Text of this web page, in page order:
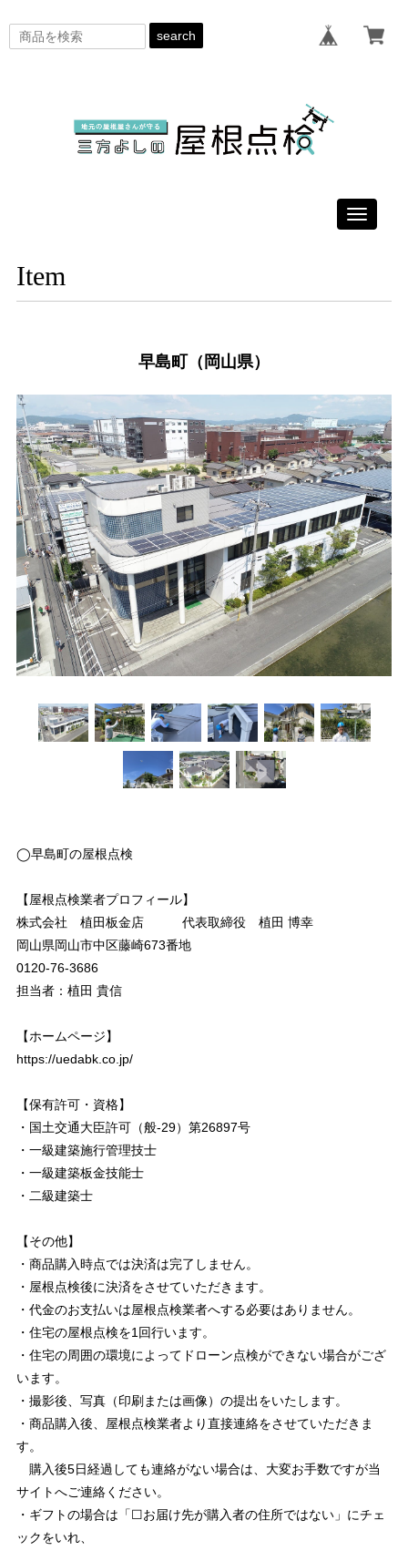
search
Toggle
Item
早島町（岡山県）
◯早島町の屋根点検
【屋根点検業者プロフィール】
株式会社 植田板金店 代表取締役 植田 博幸
岡山県岡山市中区藤崎673番地
0120-76-3686
担当者：植田 貴信
【ホームページ】
https://uedabk.co.jp/
【保有許可・資格】
・国土交通大臣許可（般-29）第26897号
・一級建築施行管理技士
・一級建築板金技能士
・二級建築士
【その他】
・商品購入時点では決済は完了しません。
・屋根点検後に決済をさせていただきます。
・代金のお支払いは屋根点検業者へする必要はありません。
・住宅の屋根点検を1回行います。
・住宅の周囲の環境によってドローン点検ができない場合がござ
います。
・撮影後、写真（印刷または画像）の提出をいたします。
・商品購入後、屋根点検業者より直接連絡をさせていただきま
す。
購入後5日経過しても連絡がない場合は、大変お手数ですが当
サイトへご連絡ください。
・ギフトの場合は「☐お届け先が購入者の住所ではない」にチェ
ックをいれ、